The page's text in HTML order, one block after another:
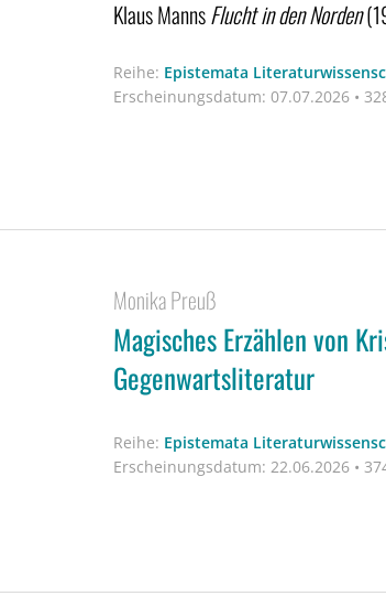
Klaus MannsFlucht in den Norden
Reihe: Epistemata
Erscheinungsdatum: 07.07.2026 •
Monika Preuß
Magisches Erzählen von
Gegenwartsliteratur
Reihe: Epistemata
Erscheinungsdatum: 22.06.2026 •